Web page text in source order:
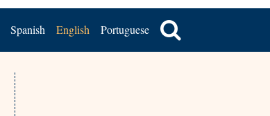
Spanish English Portuguese